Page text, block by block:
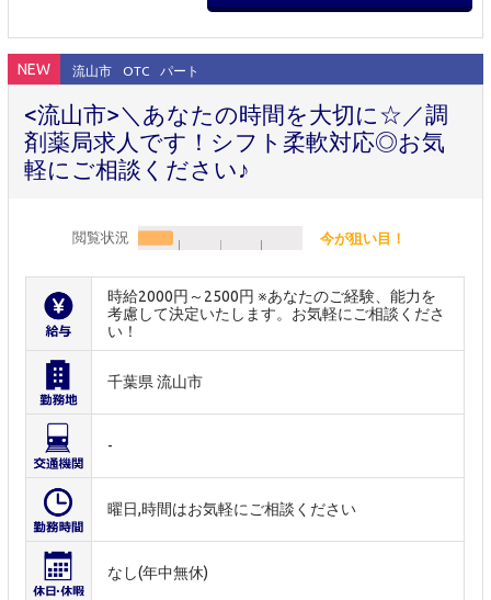
NEW 流山市 OTC パート
<流山市>＼あなたの時間を大切に☆／調
剤薬局求人です！シフト柔軟対応◎お気
軽にご相談ください♪
閲覧状況 今が狙い目！
時給2000円～2500円 ※あなたのご経験、能力を
考慮して決定いたします。お気軽にご相談くださ
い！
千葉県 流山市
-
曜日,時間はお気軽にご相談ください
なし(年中無休)